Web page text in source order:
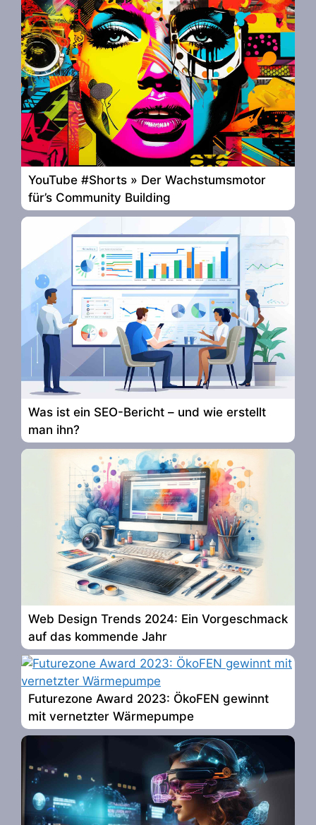
YouTube #Shorts » Der Wachstumsmotor
für’s Community Building
Was ist ein SEO-Bericht – und wie erstellt
man ihn?
Web Design Trends 2024: Ein Vorgeschmack
auf das kommende Jahr
Futurezone Award 2023: ÖkoFEN gewinnt
mit vernetzter Wärmepumpe